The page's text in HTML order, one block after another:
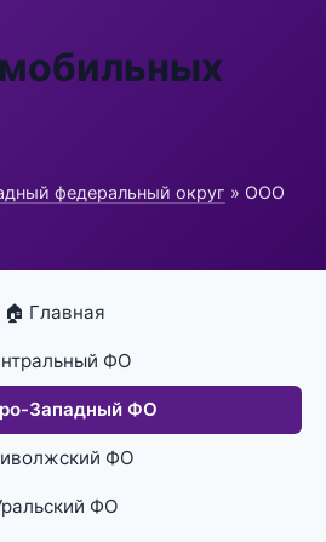
федеральный округ » ООО
🏠 Главная
ФО
Западный ФО
ФО
ФО